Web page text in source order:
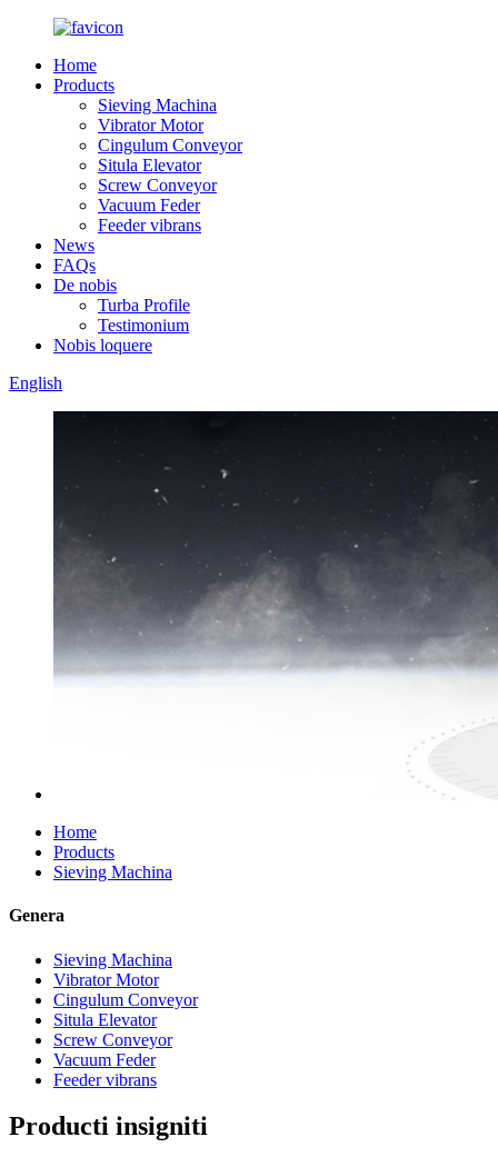
Home
Products
Sieving Machina
Vibrator Motor
Cingulum Conveyor
Situla Elevator
Screw Conveyor
Vacuum Feder
Feeder vibrans
News
FAQs
De nobis
Turba Profile
Testimonium
Nobis loquere
English
Home
Products
Sieving Machina
Genera
Sieving Machina
Vibrator Motor
Cingulum Conveyor
Situla Elevator
Screw Conveyor
Vacuum Feder
Feeder vibrans
Producti insigniti